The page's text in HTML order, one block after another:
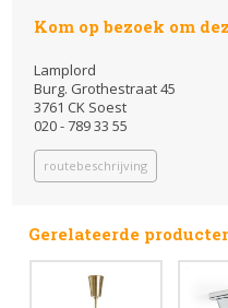
Kom op bezoek om
Lamplord
Burg. Grothestraat 45
3761 CK Soest
020 - 789 33 55
routebeschrijving
Gerelateerde